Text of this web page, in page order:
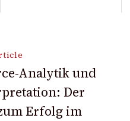
Analytik und
Der
Erfolg im